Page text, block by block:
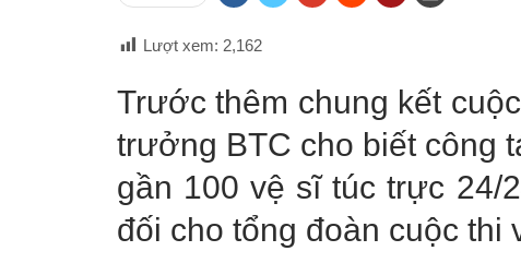
Lượt xem: 2,162
Trước thêm chung kết
trưởng BTC cho biết công
gần 100 vệ sĩ túc trực 24/
đối cho tổng đoàn cuộc thi